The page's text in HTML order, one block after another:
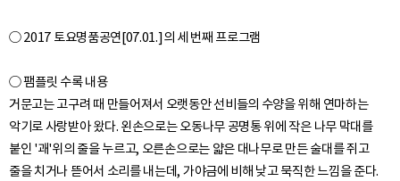
○ 2017 토요명품공연[07.01.]의 세 번째 프로그램
○ 팸플릿 수록 내용
거문고는 고구려 때 만들어져서 오랫동안 선비들의 수양을 위해 연마하는
악기로 사랑받아 왔다. 왼손으로는 오동나무 공명통 위에 작은 나무 막대를
붙인 '괘'위의 줄을 누르고, 오른손으로는 얇은 대나무로 만든 술대를 쥐고
줄을 치거나 뜯어서 소리를 내는데, 가야금에 비해 낮고 묵직한 느낌을 준다.